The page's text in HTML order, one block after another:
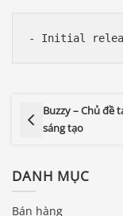
- Initial
Buzzy – Chủ đề
sáng tạo
DANH MỤC
Bán hàng